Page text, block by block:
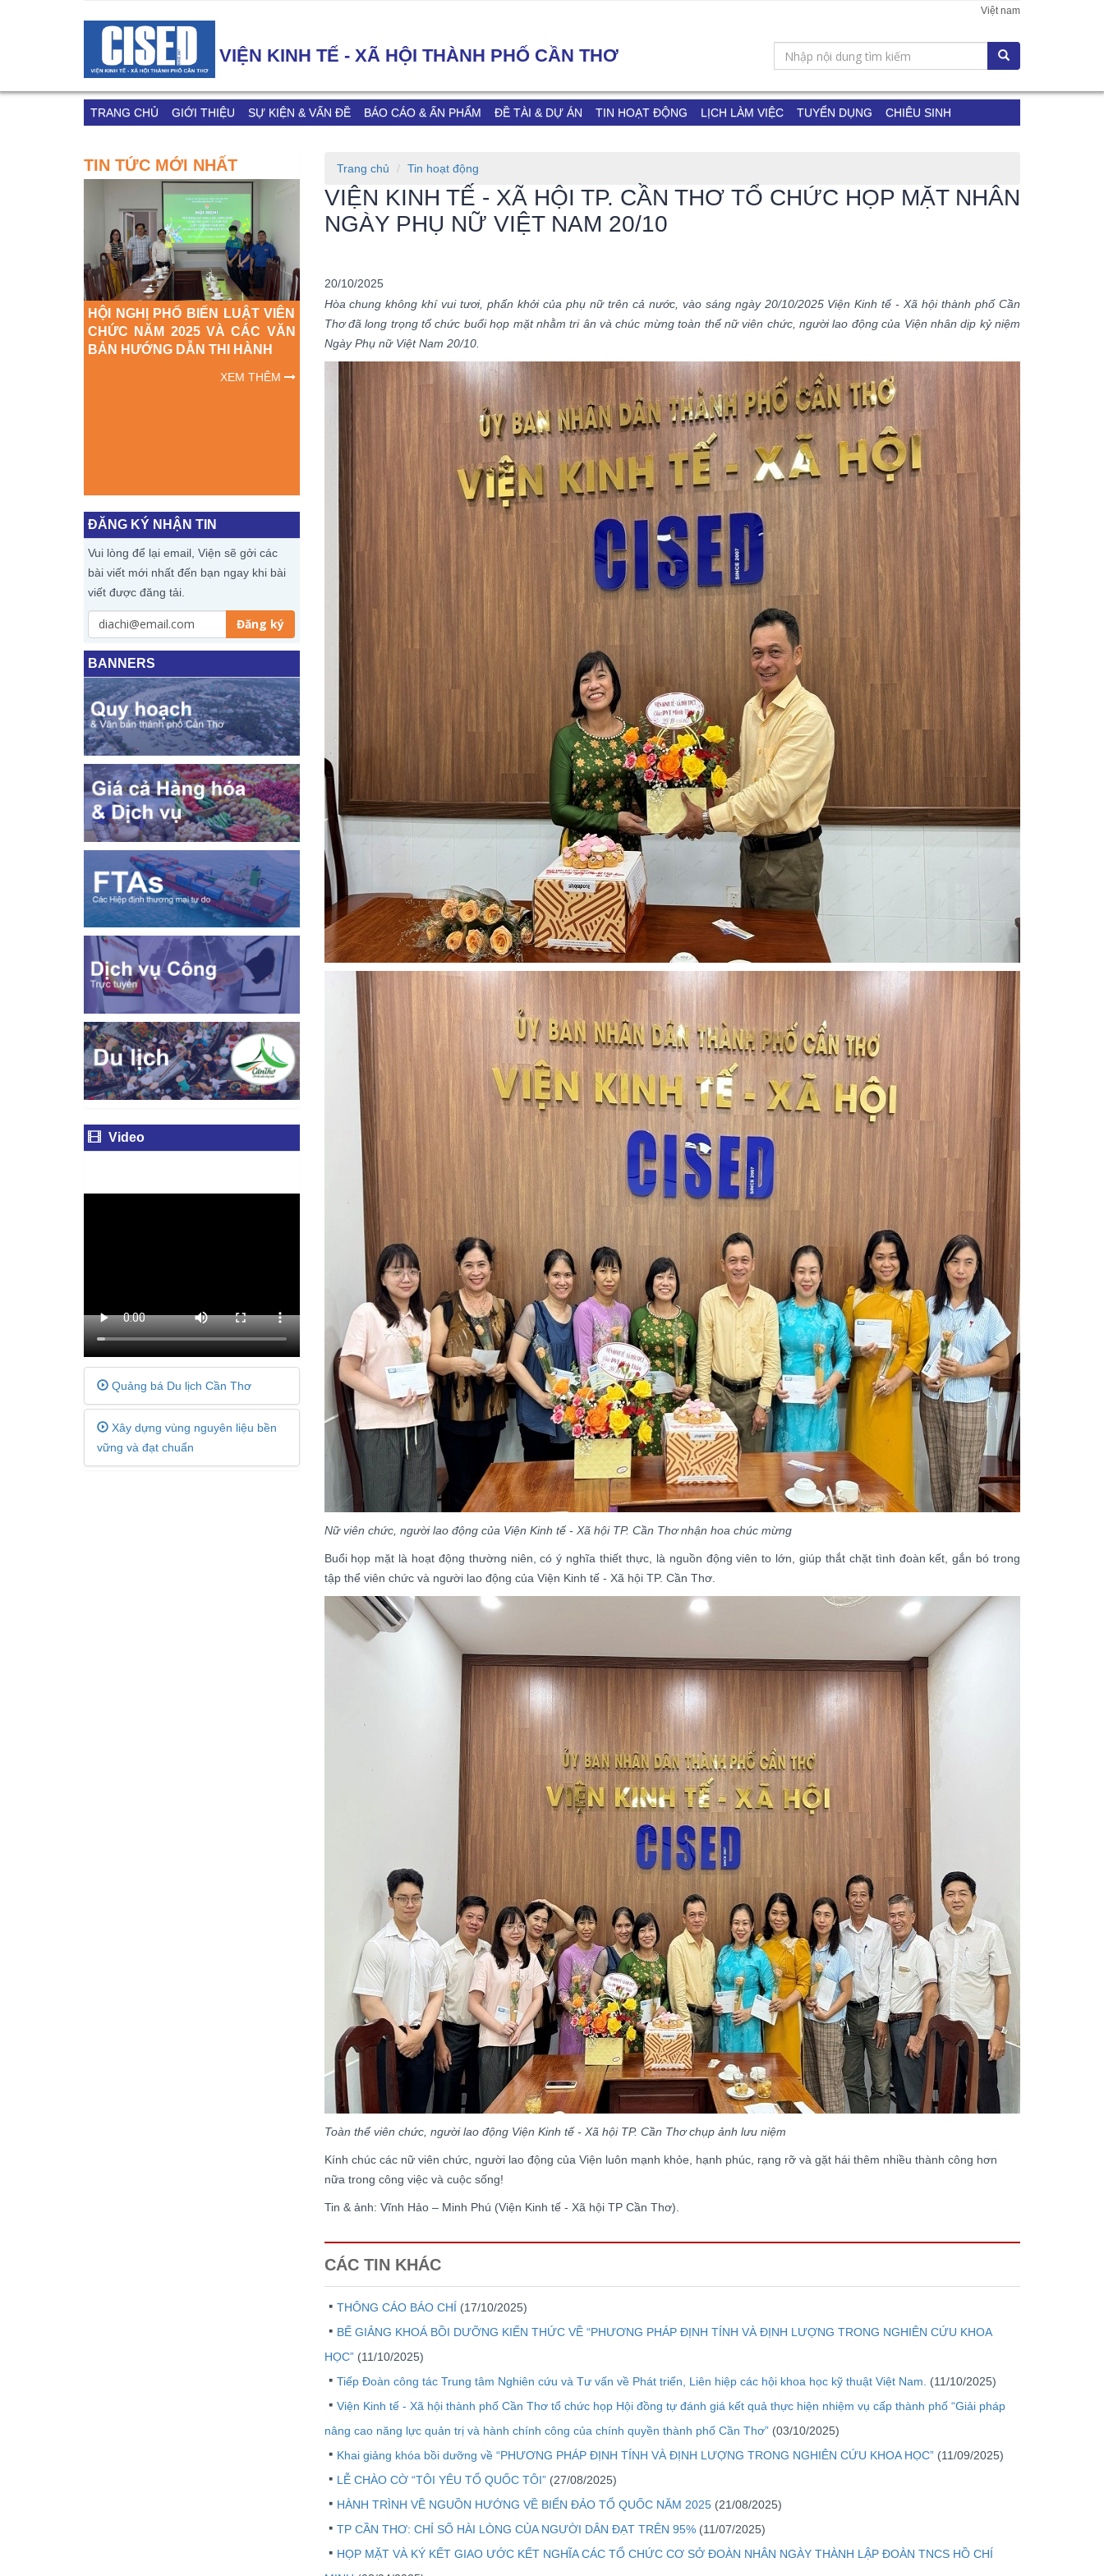
Việt nam
VIỆN KINH TẾ - XÃ HỘI THÀNH PHỐ CẦN THƠ
TRANG CHỦ GIỚI THIỆU SỰ KIỆN & VẤN ĐỀ BÁO CÁO & ẤN PHẨM ĐỀ TÀI & DỰ ÁN TIN HOẠT ĐỘNG LỊCH LÀM VIỆC TUYỂN DỤNG
CHIÊU SINH
Trang chủ Tin hoạt động
VIỆN KINH TẾ - XÃ HỘI TP. CẦN THƠ TỔ CHỨC HỌP MẶT NHÂN
NGÀY PHỤ NỮ VIỆT NAM 20/10
20/10/2025
Hòa chung không khí vui tươi, phấn khởi của phụ nữ trên cả nước, vào sáng ngày 20/10/2025 Viện Kinh tế - Xã hội thành phố Cần
Thơ đã long trọng tổ chức buổi họp mặt nhằm tri ân và chúc mừng toàn thể nữ viên chức, người lao động của Viện nhân dịp kỷ niệm
Ngày Phụ nữ Việt Nam 20/10.
Nữ viên chức, người lao động của Viện Kinh tế - Xã hội TP. Cần Thơ nhận hoa chúc mừng
Buổi họp mặt là hoạt động thường niên, có ý nghĩa thiết thực, là nguồn động viên to lớn, giúp thắt chặt tình đoàn kết, gắn bó trong
tập thể viên chức và người lao động của Viện Kinh tế - Xã hội TP. Cần Thơ.
Toàn thể viên chức, người lao động Viện Kinh tế - Xã hội TP. Cần Thơ chụp ảnh lưu niệm
Kính chúc các nữ viên chức, người lao động của Viện luôn mạnh khỏe, hạnh phúc, rạng rỡ và gặt hái thêm nhiều thành công hơn
nữa trong công việc và cuộc sống!
Tin & ảnh: Vĩnh Hảo – Minh Phú (Viện Kinh tế - Xã hội TP Cần Thơ).
CÁC TIN KHÁC
THÔNG CÁO BÁO CHÍ (17/10/2025)
BẾ GIẢNG KHOÁ BỒI DƯỠNG KIẾN THỨC VỀ “PHƯƠNG PHÁP ĐỊNH TÍNH VÀ ĐỊNH LƯỢNG TRONG NGHIÊN CỨU KHOA
HỌC” (11/10/2025)
Tiếp Đoàn công tác Trung tâm Nghiên cứu và Tư vấn về Phát triển, Liên hiệp các hội khoa học kỹ thuật Việt Nam. (11/10/2025)
Viện Kinh tế - Xã hội thành phố Cần Thơ tổ chức họp Hội đồng tự đánh giá kết quả thực hiện nhiệm vụ cấp thành phố “Giải pháp
nâng cao năng lực quản trị và hành chính công của chính quyền thành phố Cần Thơ” (03/10/2025)
Khai giảng khóa bồi dưỡng về “PHƯƠNG PHÁP ĐỊNH TÍNH VÀ ĐỊNH LƯỢNG TRONG NGHIÊN CỨU KHOA HỌC” (11/09/2025)
LỄ CHÀO CỜ “TÔI YÊU TỔ QUỐC TÔI” (27/08/2025)
HÀNH TRÌNH VỀ NGUỒN HƯỚNG VỀ BIỂN ĐẢO TỔ QUỐC NĂM 2025 (21/08/2025)
TP CẦN THƠ: CHỈ SỐ HÀI LÒNG CỦA NGƯỜI DÂN ĐẠT TRÊN 95% (11/07/2025)
HỌP MẶT VÀ KÝ KẾT GIAO ƯỚC KẾT NGHĨA CÁC TỔ CHỨC CƠ SỞ ĐOÀN NHÂN NGÀY THÀNH LẬP ĐOÀN TNCS HỒ CHÍ
TIN TỨC MỚI NHẤT
TẬP HUẤN ỨNG DỤNG TRÍ TUỆ
NHÂN TẠO (AI) TRONG HOẠT
HỘI NGHỊ TẬP HUẤN CHUYỂN
ĐỔI SỐ ĐỢT 1, 2 NĂM 2026
XEM THÊM
HỘI NGHỊ PHỔ BIẾN LUẬT VIÊN
CHỨC NĂM 2025 VÀ CÁC VĂN
XEM THÊM
NHÂN TẠO (AI) TRONG HOẠT
ĐỘNG CHUYÊN MÔN, CÔNG
TÁC TUYÊN TRUYỀN VÀ
CHUYỂN ĐỔI SỐ NĂM 2026 ...
XEM THÊM
ĐĂNG KÝ NHẬN TIN
Vui lòng để lại email, Viện sẽ gởi các
bài viết mới nhất đến bạn ngay khi bài
viết được đăng tải.
Đăng ký
BANNERS
Video
Quảng bá Du lịch Cần Thơ
Xây dựng vùng nguyên liệu bền
vững và đạt chuẩn